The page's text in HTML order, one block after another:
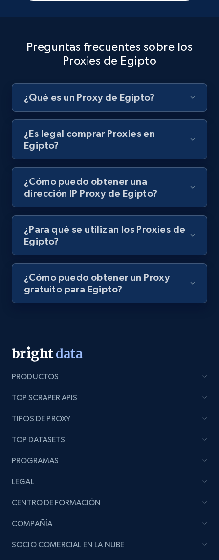
Preguntas frecuentes sobre los
Proxies de Egipto
¿Qué es un Proxy de Egipto?
¿Es legal comprar Proxies en
Egipto?
¿Cómo puedo obtener una
dirección IP Proxy de Egipto?
¿Para qué se utilizan los Proxies de
Egipto?
¿Cómo puedo obtener un Proxy
gratuito para Egipto?
PRODUCTOS
TOP SCRAPER APIS
TIPOS DE PROXY
TOP DATASETS
PROGRAMAS
LEGAL
CENTRO DE FORMACIÓN
COMPAÑÍA
SOCIO COMERCIAL EN LA NUBE